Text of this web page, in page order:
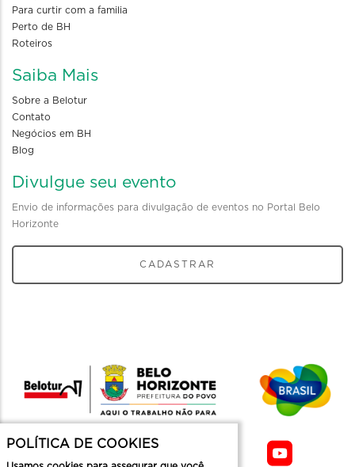
Para curtir com a familia
Perto de BH
Roteiros
Saiba Mais
Sobre a Belotur
Contato
Negócios em BH
Blog
Divulgue seu evento
Envio de informações para divulgação de eventos no Portal Belo
Horizonte
CADASTRAR
POLÍTICA DE COOKIES